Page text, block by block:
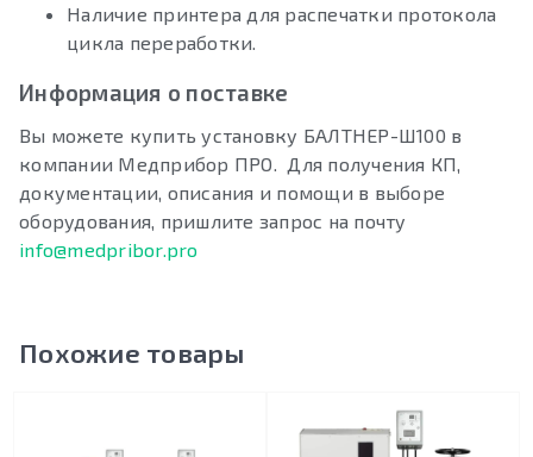
Наличие принтера для распечатки протокола
цикла переработки.
Информация о поставке
Вы можете купить установку БАЛТНЕР-Ш100 в
компании Медприбор ПРО. Для получения КП,
документации, описания и помощи в выборе
оборудования, пришлите запрос на почту
info@medpribor.pro
Похожие товары